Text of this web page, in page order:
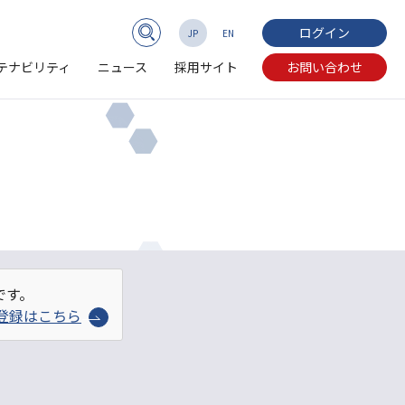
JP EN
ログイン
ナビリティ ニュース 採用サイト お問い合わせ
。
録はこちら